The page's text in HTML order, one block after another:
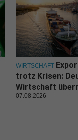
WIRTSCHAFT
trotz Krisen:
Wirtschaft
07.08.2026